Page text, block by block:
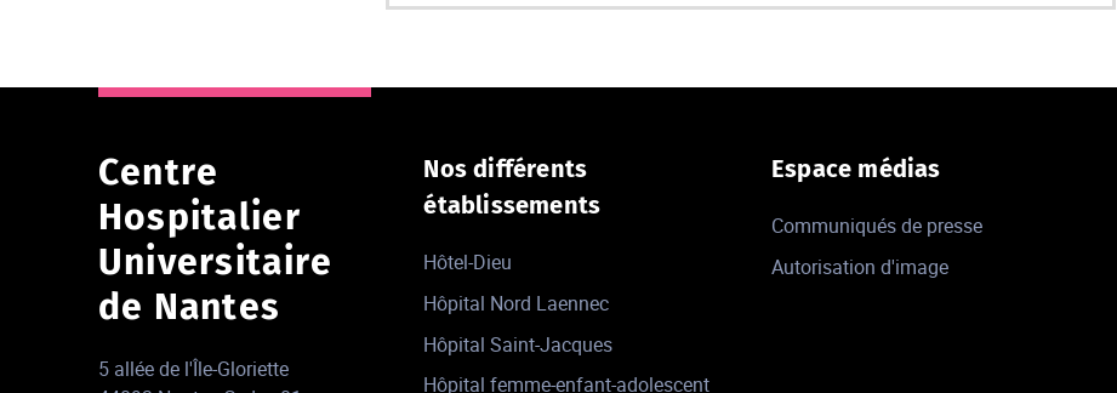
Centre
Hospitalier
Universitaire
de Nantes
5 allée de l'Île-Gloriette
Nos différents
établissements
Hôtel-Dieu
Hôpital Nord Laennec
Hôpital Saint-Jacques
Hôpital femme-enfant-adolescent
Espace médias
Communiqués de presse
Autorisation d'image